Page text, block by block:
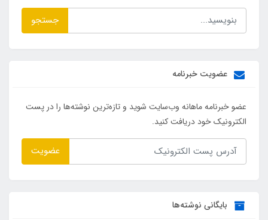
جستجو
عضویت خبرنامه
عضو خبرنامه ماهانه وب‌سایت شوید و تازه‌ترین نوشته‌ها را در پست
الکترونیک خود دریافت کنید.
عضویت
بایگانی نوشته‌ها